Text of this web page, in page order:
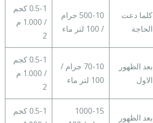
كلما دعت
الحاجة
500-10 جرام
/ 100 لتر ماء
0.5-1 كجم
/ 1.000 م
2
بعد الظهور
الاول
70-10 جرام /
100 لتر ماء
0.5-1 كجم
/ 1.000 م
2
بعد الظهور
1000-15
0.5-1 كجم